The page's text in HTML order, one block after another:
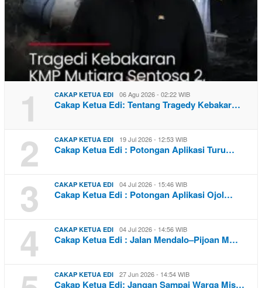
1 CAKAP KETUA EDI 06 Agu 2026 - 02:22 WIB
Cakap Ketua Edi: Tentang Tragedy Kebakar…
2 CAKAP KETUA EDI 19 Jul 2026 - 12:53 WIB
Cakap Ketua Edi : Potongan Aplikasi Turu…
3 CAKAP KETUA EDI 04 Jul 2026 - 15:46 WIB
Cakap Ketua Edi : Potongan Aplikasi Ojol…
4 CAKAP KETUA EDI 04 Jul 2026 - 14:56 WIB
Cakap Ketua Edi : Jalan Mendalo–Pijoan M…
CAKAP KETUA EDI 27 Jun 2026 - 14:54 WIB
Cakap Ketua Edi: Jangan Sampai Warga Mis…